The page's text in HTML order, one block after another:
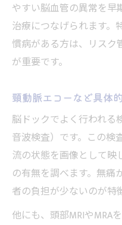
やすい脳血管の異常を早
治療につなげられます。
慣病がある方は、リスク
が重要です。
頸動脈エコーなど具体
脳ドックでよく行われる
音波検査）です。この検
流の状態を画像として映
の有無を調べます。無痛
者の負担が少ないのが特
他にも、頭部MRIやMRA